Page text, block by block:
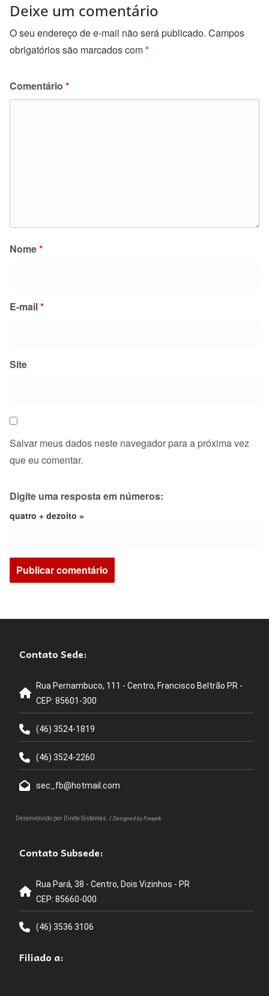
Deixe um comentário
O seu endereço de e-mail não será publicado. Campos
obrigatórios são marcados com*
Comentário *
Nome*
E-mail*
Site
Salvar meus dados neste navegador para a próxima vez
que eu comentar.
Digite uma resposta em números:
quatro + dezoito =
Contato Sede:
Rua Pernambuco, 111 - Centro, Francisco Beltrão PR -
CEP: 85601-300
(46) 3524-1819
(46) 3524-2260
sec_fb@hotmail.com
Desenvolvido por Direta Sistemas . / Designed by Freepik
Contato Subsede:
Rua Pará, 38 - Centro, Dois Vizinhos - PR
CEP: 85660-000
(46) 3536 3106
Filiado a: